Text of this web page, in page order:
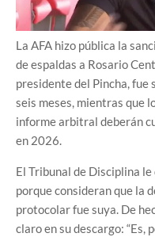
La AFA hizo pública la
de espaldas a Rosario
presidente del Pincha, fue
seis meses, mientras que
informe arbitral deberán
en 2026.
El Tribunal de Disciplina
porque consideran que la
protocolar fue suya. De
claro en su descargo: